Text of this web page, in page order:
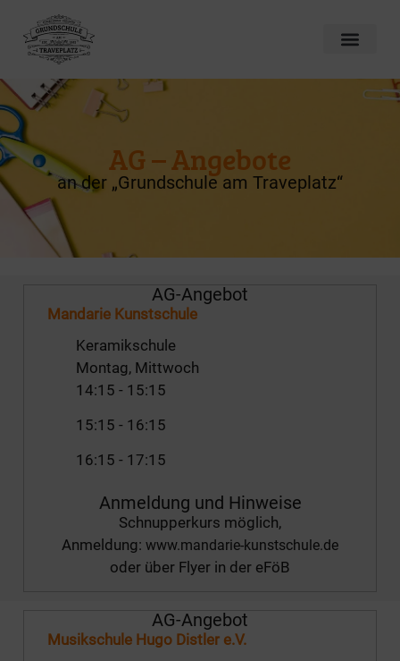
AG – Angebote
an der „Grundschule am Traveplatz“
AG-Angebot
Mandarie Kunstschule
Keramikschule
Montag, Mittwoch
14:15 - 15:15
15:15 - 16:15
16:15 - 17:15
Anmeldung und Hinweise
Schnupperkurs möglich,
Anmeldung: www.mandarie-kunstschule.de
oder über Flyer in der eFöB
AG-Angebot
Musikschule Hugo Distler e.V.